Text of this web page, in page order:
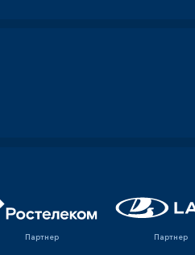
Партнер Партнер